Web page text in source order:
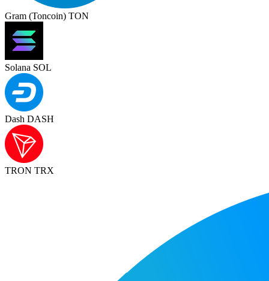
Gram (Toncoin) TON
Solana SOL
Dash DASH
TRON TRX